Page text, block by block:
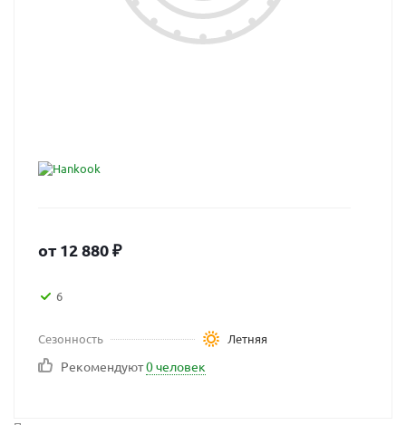
от 12 880₽
6
Сезонность Летняя
Рекомендуют0 человек